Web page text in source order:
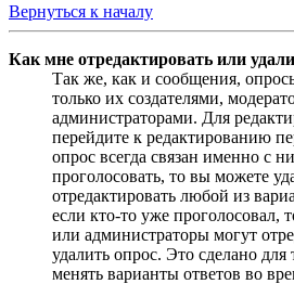
Вернуться к началу
Как мне отредактировать или
Так же, как и сообщения,
только их создателями,
администраторами. Для
перейдите к редактированию
опрос всегда связан именно с
проголосовать, то вы можете
отредактировать любой из
если кто-то уже проголосовал,
или администраторы могут
удалить опрос. Это сделано
менять варианты ответов во